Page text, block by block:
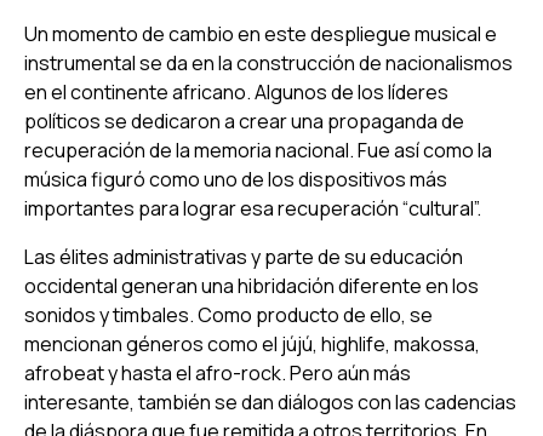
Un momento de cambio en este despliegue musical e
instrumental se da en la construcción de nacionalismos
en el continente africano. Algunos de los líderes
políticos se dedicaron a crear una propaganda de
recuperación de la memoria nacional. Fue así como la
música figuró como uno de los dispositivos más
importantes para lograr esa recuperación “cultural”.
Las élites administrativas y parte de su educación
occidental generan una hibridación diferente en los
sonidos y timbales. Como producto de ello, se
mencionan géneros como el jújú, highlife, makossa,
afrobeat y hasta el afro-rock. Pero aún más
interesante, también se dan diálogos con las cadencias